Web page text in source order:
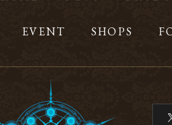
EVENT SHOPS